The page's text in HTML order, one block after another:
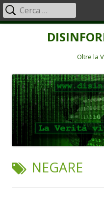
Oltre la
Menu
principale
Ricerca
per:
TAG:
NEGARE